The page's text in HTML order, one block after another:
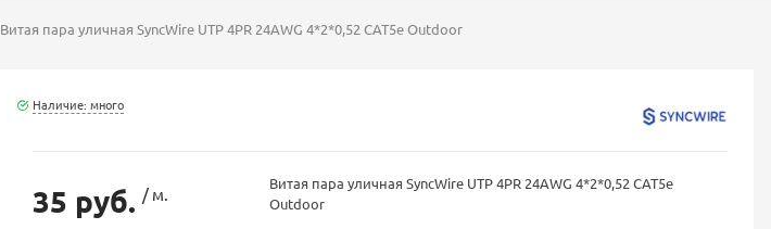
Витая пара уличная SyncWire UTP 4PR 24AWG 4*2*0,52 CAT5e Outdoor
Наличие: много
35 руб. / м.
Витая пара уличная SyncWire UTP 4PR 24AWG 4*2*0,52 CAT5e
Outdoor